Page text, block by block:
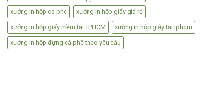
xưởng in hộp cà phê xưởng in hộp giấy giá rẻ
xưởng in hộp giấy mềm tại TPHCM xưởng in hộp giấy tại tphcm
xưởng in hộp đựng cà phê theo yêu cầu